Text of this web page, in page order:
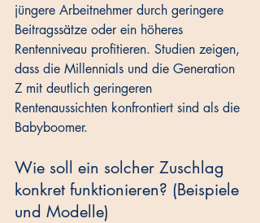
jüngere Arbeitnehmer durch geringere
Beitragssätze oder ein höheres
Rentenniveau profitieren. Studien zeigen,
dass die Millennials und die Generation
Z mit deutlich geringeren
Rentenaussichten konfrontiert sind als die
Babyboomer.
Wie soll ein solcher Zuschlag
konkret funktionieren? (Beispiele
und Modelle)